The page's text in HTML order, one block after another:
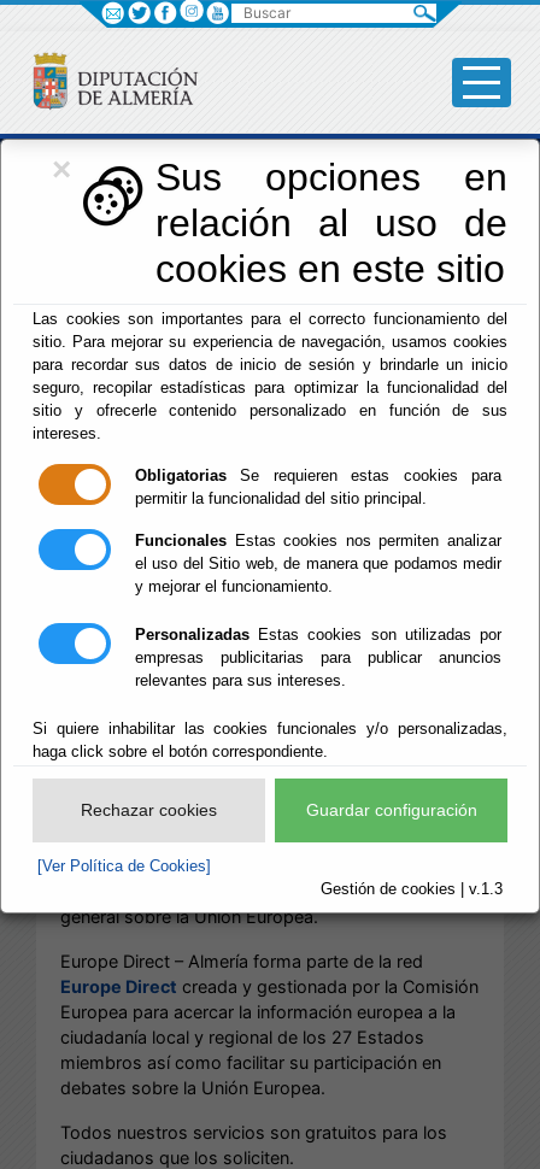
×
Sus opciones en
relación al uso de
cookies en este sitio
Las cookies son importantes para el correcto funcionamiento del
sitio. Para mejorar su experiencia de navegación, usamos cookies
para recordar sus datos de inicio de sesión y brindarle un inicio
seguro, recopilar estadísticas para optimizar la funcionalidad del
sitio y ofrecerle contenido personalizado en función de sus
intereses.
Obligatorias Se requieren estas cookies para
permitir la funcionalidad del sitio principal.
Funcionales Estas cookies nos permiten analizar
el uso del Sitio web, de manera que podamos medir
y mejorar el funcionamiento.
Personalizadas Estas cookies son utilizadas por
empresas publicitarias para publicar anuncios
relevantes para sus intereses.
Si quiere inhabilitar las cookies funcionales y/o personalizadas,
haga click sobre el botón correspondiente.
Rechazar cookies Guardar configuración
[Ver Política de Cookies]
Gestión de cookies | v.1.3
Iniciativas Europeas
Europedirectalmeria
Inicio - Iniciativas Europeas - Presentación
Presentación
¿Quieres saber más sobre la Unión Europea y
Quiénes somos
EUROPE DIRECT - ALMERÍA
9 de mayo de 2009 por la Diputación de Almería
con el respaldo de la Comisión Europea. Ofrece a
los ciudadanos y entidades de la provincia de
Almería un servicio de información y orientación
general sobre la Unión Europea.
Europe Direct – Almería forma parte de la red
Europe Direct creada y gestionada por la Comisión
Europea para acercar la información europea a la
ciudadanía local y regional de los 27 Estados
miembros así como facilitar su participación en
debates sobre la Unión Europea.
Todos nuestros servicios son gratuitos para los
ciudadanos que los soliciten.
Buscar